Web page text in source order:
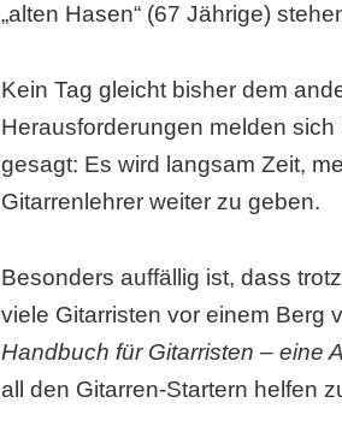
„alten Hasen“ (67 Jährige)
Kein Tag gleicht bisher dem
Herausforderungen melden
gesagt: Es wird langsam Zeit,
Gitarrenlehrer weiter zu geben.
Besonders auffällig ist, dass
viele Gitarristen vor einem Berg
Handbuch für Gitarristen – eine
all den Gitarren-Startern helfen